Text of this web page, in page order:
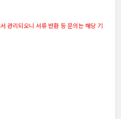
관리되오니 서류 반환 등 문의는 해당 기